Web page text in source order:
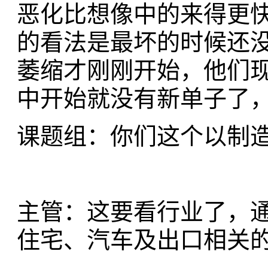
恶化比想像中的来得更
的看法是最坏的时候还
萎缩才刚刚开始，他们
中开始就没有新单子了
课题组：你们这个以制
主管：这要看行业了，
住宅、汽车及出口相关